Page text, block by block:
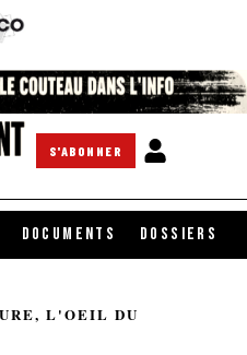
S'ABONNER
DOCUMENTS DOSSIERS
, L'OEIL DU